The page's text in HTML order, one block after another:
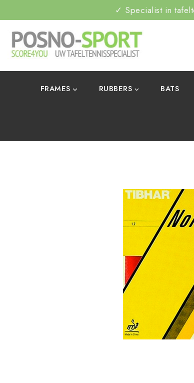
✓ Specialist in
FRAMES RUBBERS BATS